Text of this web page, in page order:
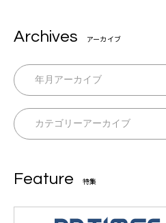
Archives アーカイブ
Feature 特集